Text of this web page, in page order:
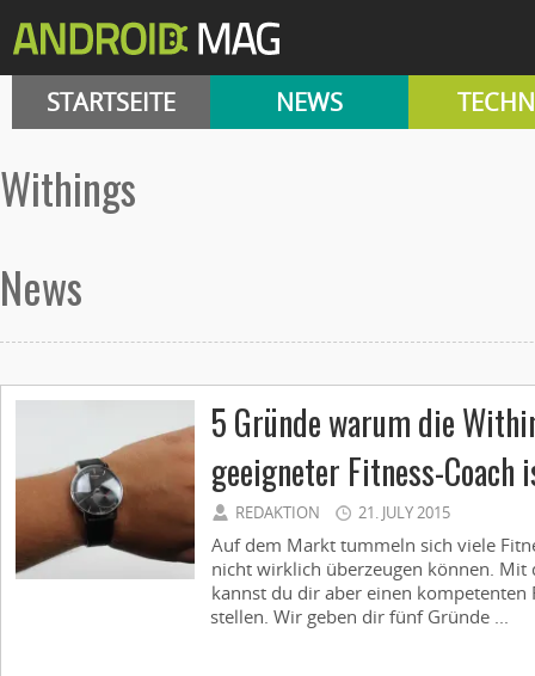
STARTSEITE NEWS
Withings
News
5 Gründe warum die
geeigneter Fitness-Coach
REDAKTION 21. JULY 2015
Auf dem Markt tummeln sich viele
nicht wirklich überzeugen können. Mit
kannst du dir aber einen kompetenten
stellen. Wir geben dir fünf Gründe ...